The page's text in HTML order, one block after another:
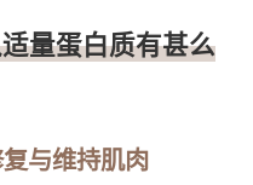
量蛋白质有甚么
与维持肌肉